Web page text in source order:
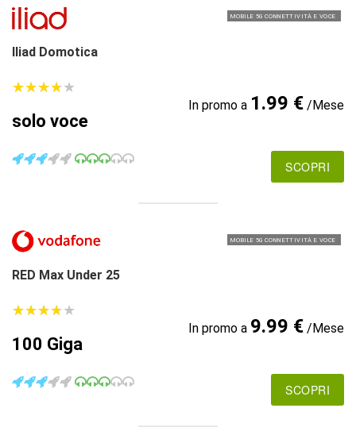
MOBILE 5G CONNETTIVITÀ E VOCE
Iliad Domotica
★★★★★
★★★★★
solo voce
In promo a 1.99 €/Mese
SCOPRI
MOBILE 5G CONNETTIVITÀ E VOCE
RED Max Under 25
★★★★★
★★★★★
100 Giga
In promo a 9.99 €/Mese
SCOPRI